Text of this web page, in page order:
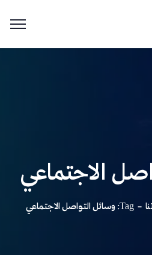
الاجتماعي
Tag: وسائل التواصل الاجتماعي